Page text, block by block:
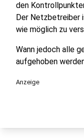
den
Der Netzbetreiber
wie möglich zu
Wann jedoch alle
aufgehoben
Anzeige